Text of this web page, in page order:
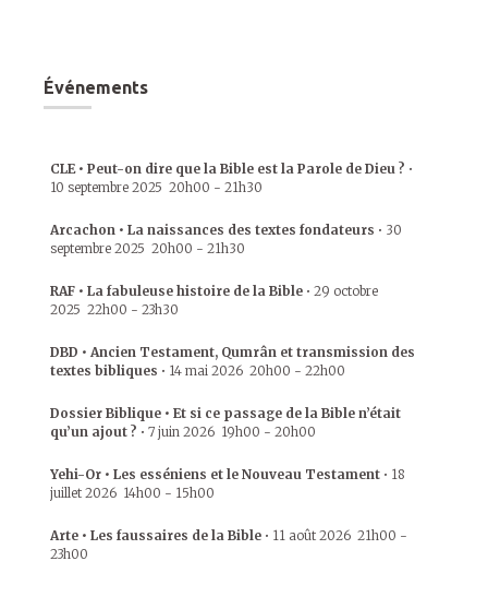
Événements
CLE • Peut-on dire que la Bible est la Parole de Dieu ? •
10 septembre 2025 20h00 - 21h30
Arcachon • La naissances des textes fondateurs • 30
septembre 2025 20h00 - 21h30
RAF • La fabuleuse histoire de la Bible • 29 octobre
2025 22h00 - 23h30
DBD • Ancien Testament, Qumrân et transmission des
textes bibliques • 14 mai 2026 20h00 - 22h00
Dossier Biblique • Et si ce passage de la Bible n’était
qu’un ajout ? • 7 juin 2026 19h00 - 20h00
Yehi-Or • Les esséniens et le Nouveau Testament • 18
juillet 2026 14h00 - 15h00
Arte • Les faussaires de la Bible • 11 août 2026 21h00 -
23h00